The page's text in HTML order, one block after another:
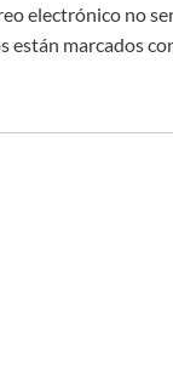
electrónico no
están marcados